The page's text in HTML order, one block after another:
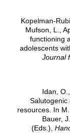
Kopelman-
Mufson, L.,
functioning
adolescents
Journal
Idan,
Salutogenic
resources. In
Bauer,
(Eds.),